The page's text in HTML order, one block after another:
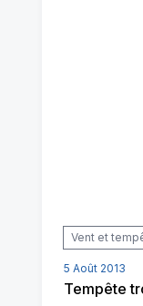
Vent et
5 Août 2013
Tempête